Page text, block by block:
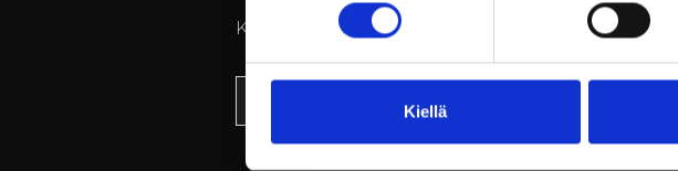
Kiellä
Kaikki erityisruokavaliot ja allergiat